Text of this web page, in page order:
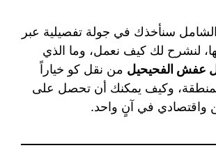
سنأخذك في جولة تفصيلية عبر
لنشرح لك كيف نعمل، وما الذي
عفش الفحيحيل من نقل كو خياراً
وكيف يمكنك أن تحصل على
واقتصادي في آنٍ واحد.